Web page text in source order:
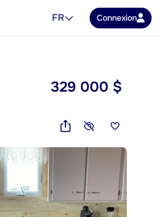
FR Connexion
329 000 $